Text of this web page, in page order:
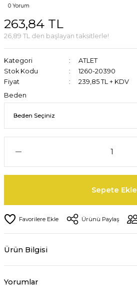
0 Yorum
263,84 TL
26,89 TL den başlayan taksitlerle!
Kategori
ATLET
Stok Kodu
1260-20390
Fiyat
239,85 TL + KDV
Beden
Sepete Ekle
Ürünü Paylaş
Ürün Bilgisi
Yorumlar